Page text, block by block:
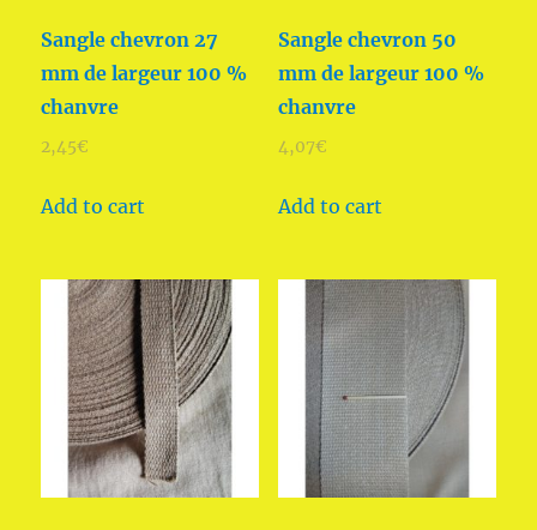
Sangle chevron 27
mm de largeur 100 %
chanvre
2,45€
Add to cart
Sangle chevron 50
mm de largeur 100 %
chanvre
4,07€
Add to cart